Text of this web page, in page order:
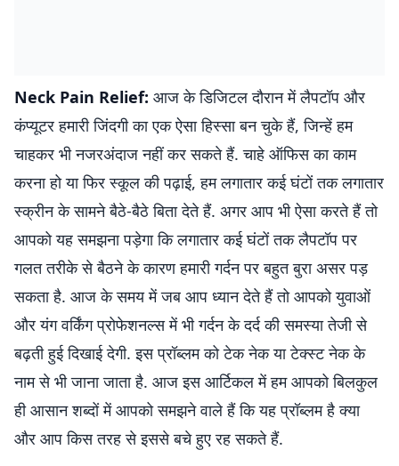
Neck Pain Relief: आज के डिजिटल दौरान में लैपटॉप और
कंप्यूटर हमारी जिंदगी का एक ऐसा हिस्सा बन चुके हैं, जिन्हें हम
चाहकर भी नजरअंदाज नहीं कर सकते हैं. चाहे ऑफिस का काम
करना हो या फिर स्कूल की पढ़ाई, हम लगातार कई घंटों तक लगातार
स्क्रीन के सामने बैठे-बैठे बिता देते हैं. अगर आप भी ऐसा करते हैं तो
आपको यह समझना पड़ेगा कि लगातार कई घंटों तक लैपटॉप पर
गलत तरीके से बैठने के कारण हमारी गर्दन पर बहुत बुरा असर पड़
सकता है. आज के समय में जब आप ध्यान देते हैं तो आपको युवाओं
और यंग वर्किंग प्रोफेशनल्स में भी गर्दन के दर्द की समस्या तेजी से
बढ़ती हुई दिखाई देगी. इस प्रॉब्लम को टेक नेक या टेक्स्ट नेक के
नाम से भी जाना जाता है. आज इस आर्टिकल में हम आपको बिलकुल
ही आसान शब्दों में आपको समझने वाले हैं कि यह प्रॉब्लम है क्या
और आप किस तरह से इससे बचे हुए रह सकते हैं.